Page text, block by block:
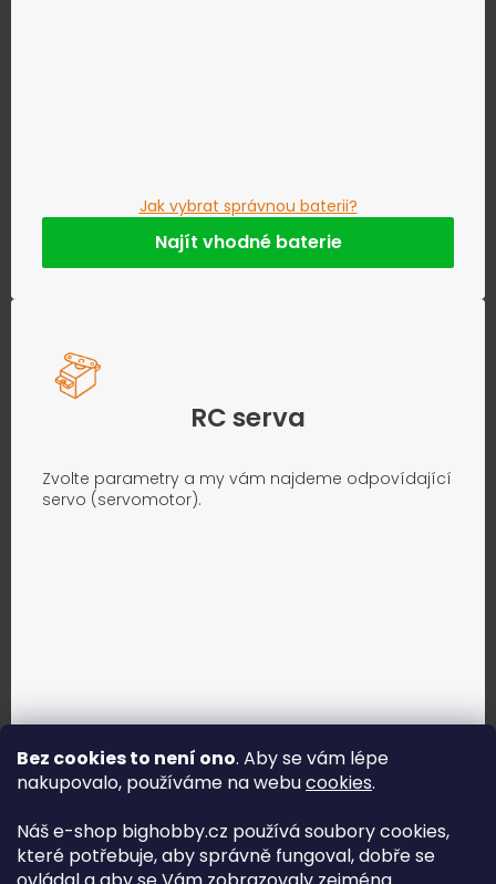
Bez cookies to není ono. Aby se vám lépe
nakupovalo, používáme na webucookies.
Náš e-shop bighobby.cz používá soubory cookies,
které potřebuje, aby správně fungoval, dobře se
Jak vybrat správnou baterii?
Najít vhodné baterie
RC serva
Zvolte parametry a my vám najdeme odpovídající
servo (servomotor).
Jak vybrat správné servo?
Najít správné servo